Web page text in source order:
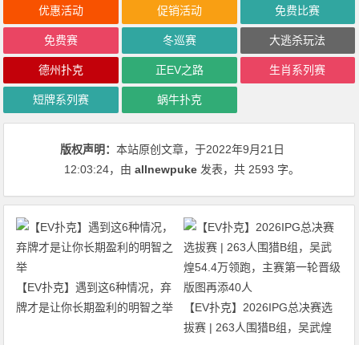
优惠活动 促销活动 免费比赛
免费赛 冬巡赛 大逃杀玩法
德州扑克 正EV之路 生肖系列赛
短牌系列赛 蜗牛扑克
版权声明：本站原创文章，于2022年9月21日
12:03:24，由allnewpuke 发表，共 2593 字。
【EV扑克】遇到这6种情况，弃
牌才是让你长期盈利的明智之举
【EV扑克】2026IPG总决赛选
拔赛 | 263人围猎B组，吴武煌